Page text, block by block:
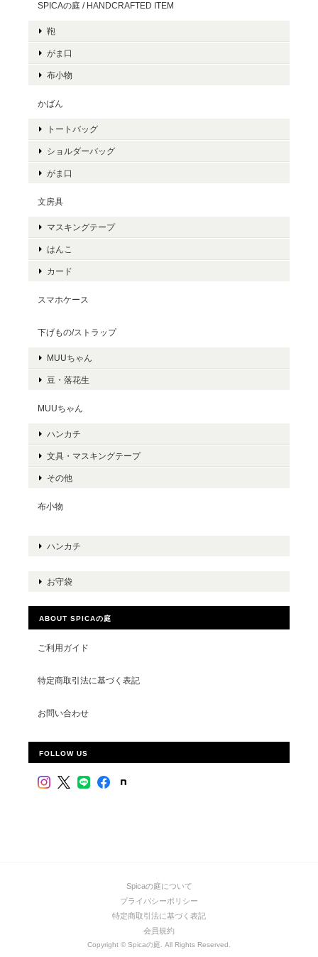
SPICAの庭 / HANDCRAFTED ITEM
鞄
がま口
布小物
かばん
トートバッグ
ショルダーバッグ
がま口
文房具
マスキングテープ
はんこ
カード
スマホケース
下げもの/ストラップ
MUUちゃん
豆・落花生
MUUちゃん
ハンカチ
文具・マスキングテープ
その他
布小物
ハンカチ
お守袋
ABOUT SPICAの庭
ご利用ガイド
特定商取引法に基づく表記
お問い合わせ
FOLLOW US
Spicaの庭について
プライバシーポリシー
特定商取引法に基づく表記
会員規約
Copyright © Spicaの庭. All Rights Reserved.